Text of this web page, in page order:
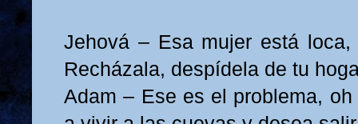
Jehová – Esa mujer está
Recházala, despídela de tu
Adam – Ese es el problema,